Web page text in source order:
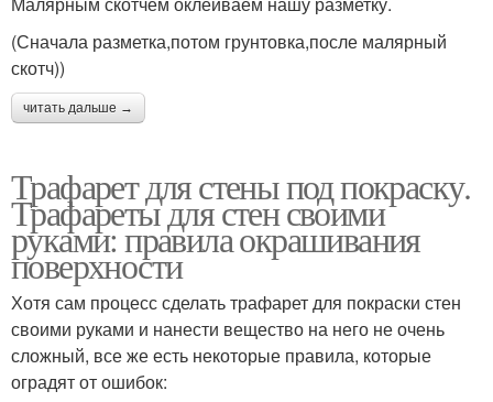
(Сначала разметка,потом грунтовка,после малярный
скотч))
читать дальше →
Трафарет для стены под покраску.
Трафареты для стен своими
руками: правила окрашивания
поверхности
Хотя сам процесс сделать трафарет для покраски стен
своими руками и нанести вещество на него не очень
сложный, все же есть некоторые правила, которые
оградят от ошибок: